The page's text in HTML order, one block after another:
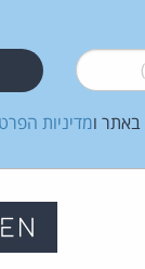
באתר ומדיניות